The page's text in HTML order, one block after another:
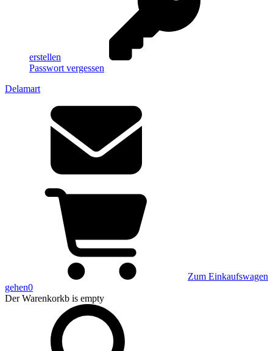
erstellen
Passwort vergessen
Delamart
Zum Einkaufswagen
gehen0
Der Warenkorkb is empty